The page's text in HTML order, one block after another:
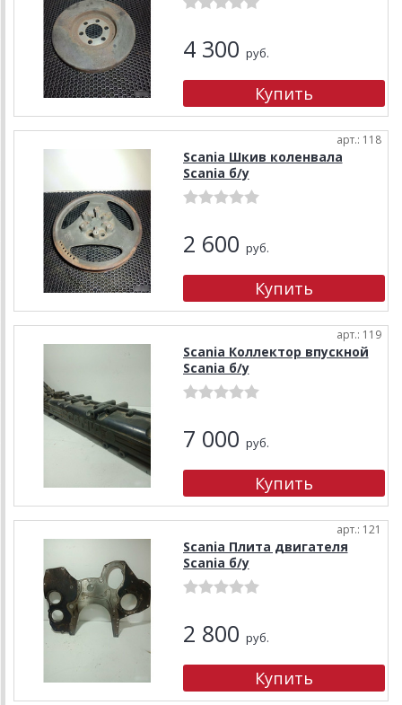
4 300 руб.
арт.: 118
Scania Шкив коленвала
Scania б/у
2 600 руб.
арт.: 119
Scania Коллектор впускной
Scania б/у
7 000 руб.
арт.: 121
Scania Плита двигателя
Scania б/у
2 800 руб.